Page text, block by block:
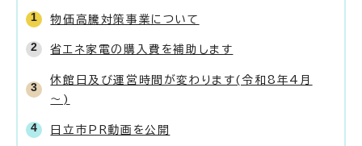
物価高騰対策事業について
省エネ家電の購入費を補助します
休館日及び運営時間が変わります(令和8年4月
～)
日立市PR動画を公開